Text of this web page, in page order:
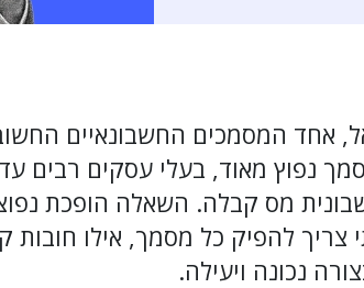
אחד המסמכים החשבונאיים
נפוץ מאוד, בעלי עסקים רבים
מס קבלה. השאלה הופכת
להפיק כל מסמך, אילו חובות
נכונה ויעילה.